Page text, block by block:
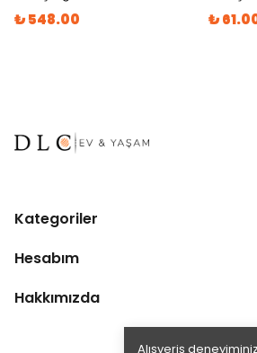
Alışveriş
₺ 548.00 ₺
Kategoriler
Hesabım
Hakkımızda